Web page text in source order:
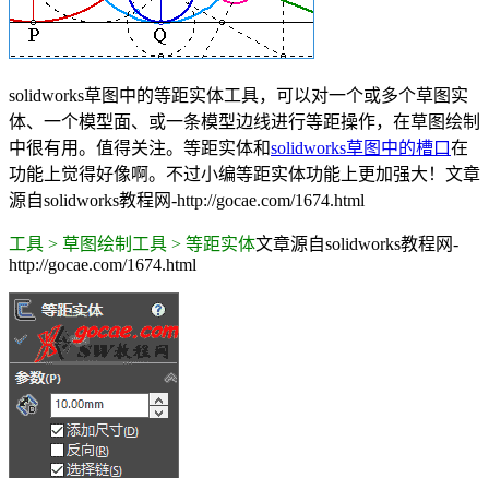
solidworks草图中的等距实体工具，可以对一个或多个草图实
体、一个模型面、或一条模型边线进行等距操作，在草图绘制
中很有用。值得关注。等距实体和solidworks草图中的槽口在
功能上觉得好像啊。不过小编等距实体功能上更加强大！ 文章
源自solidworks教程网-http://gocae.com/1674.html
工具 > 草图绘制工具 > 等距实体文章源自solidworks教程网-
http://gocae.com/1674.html